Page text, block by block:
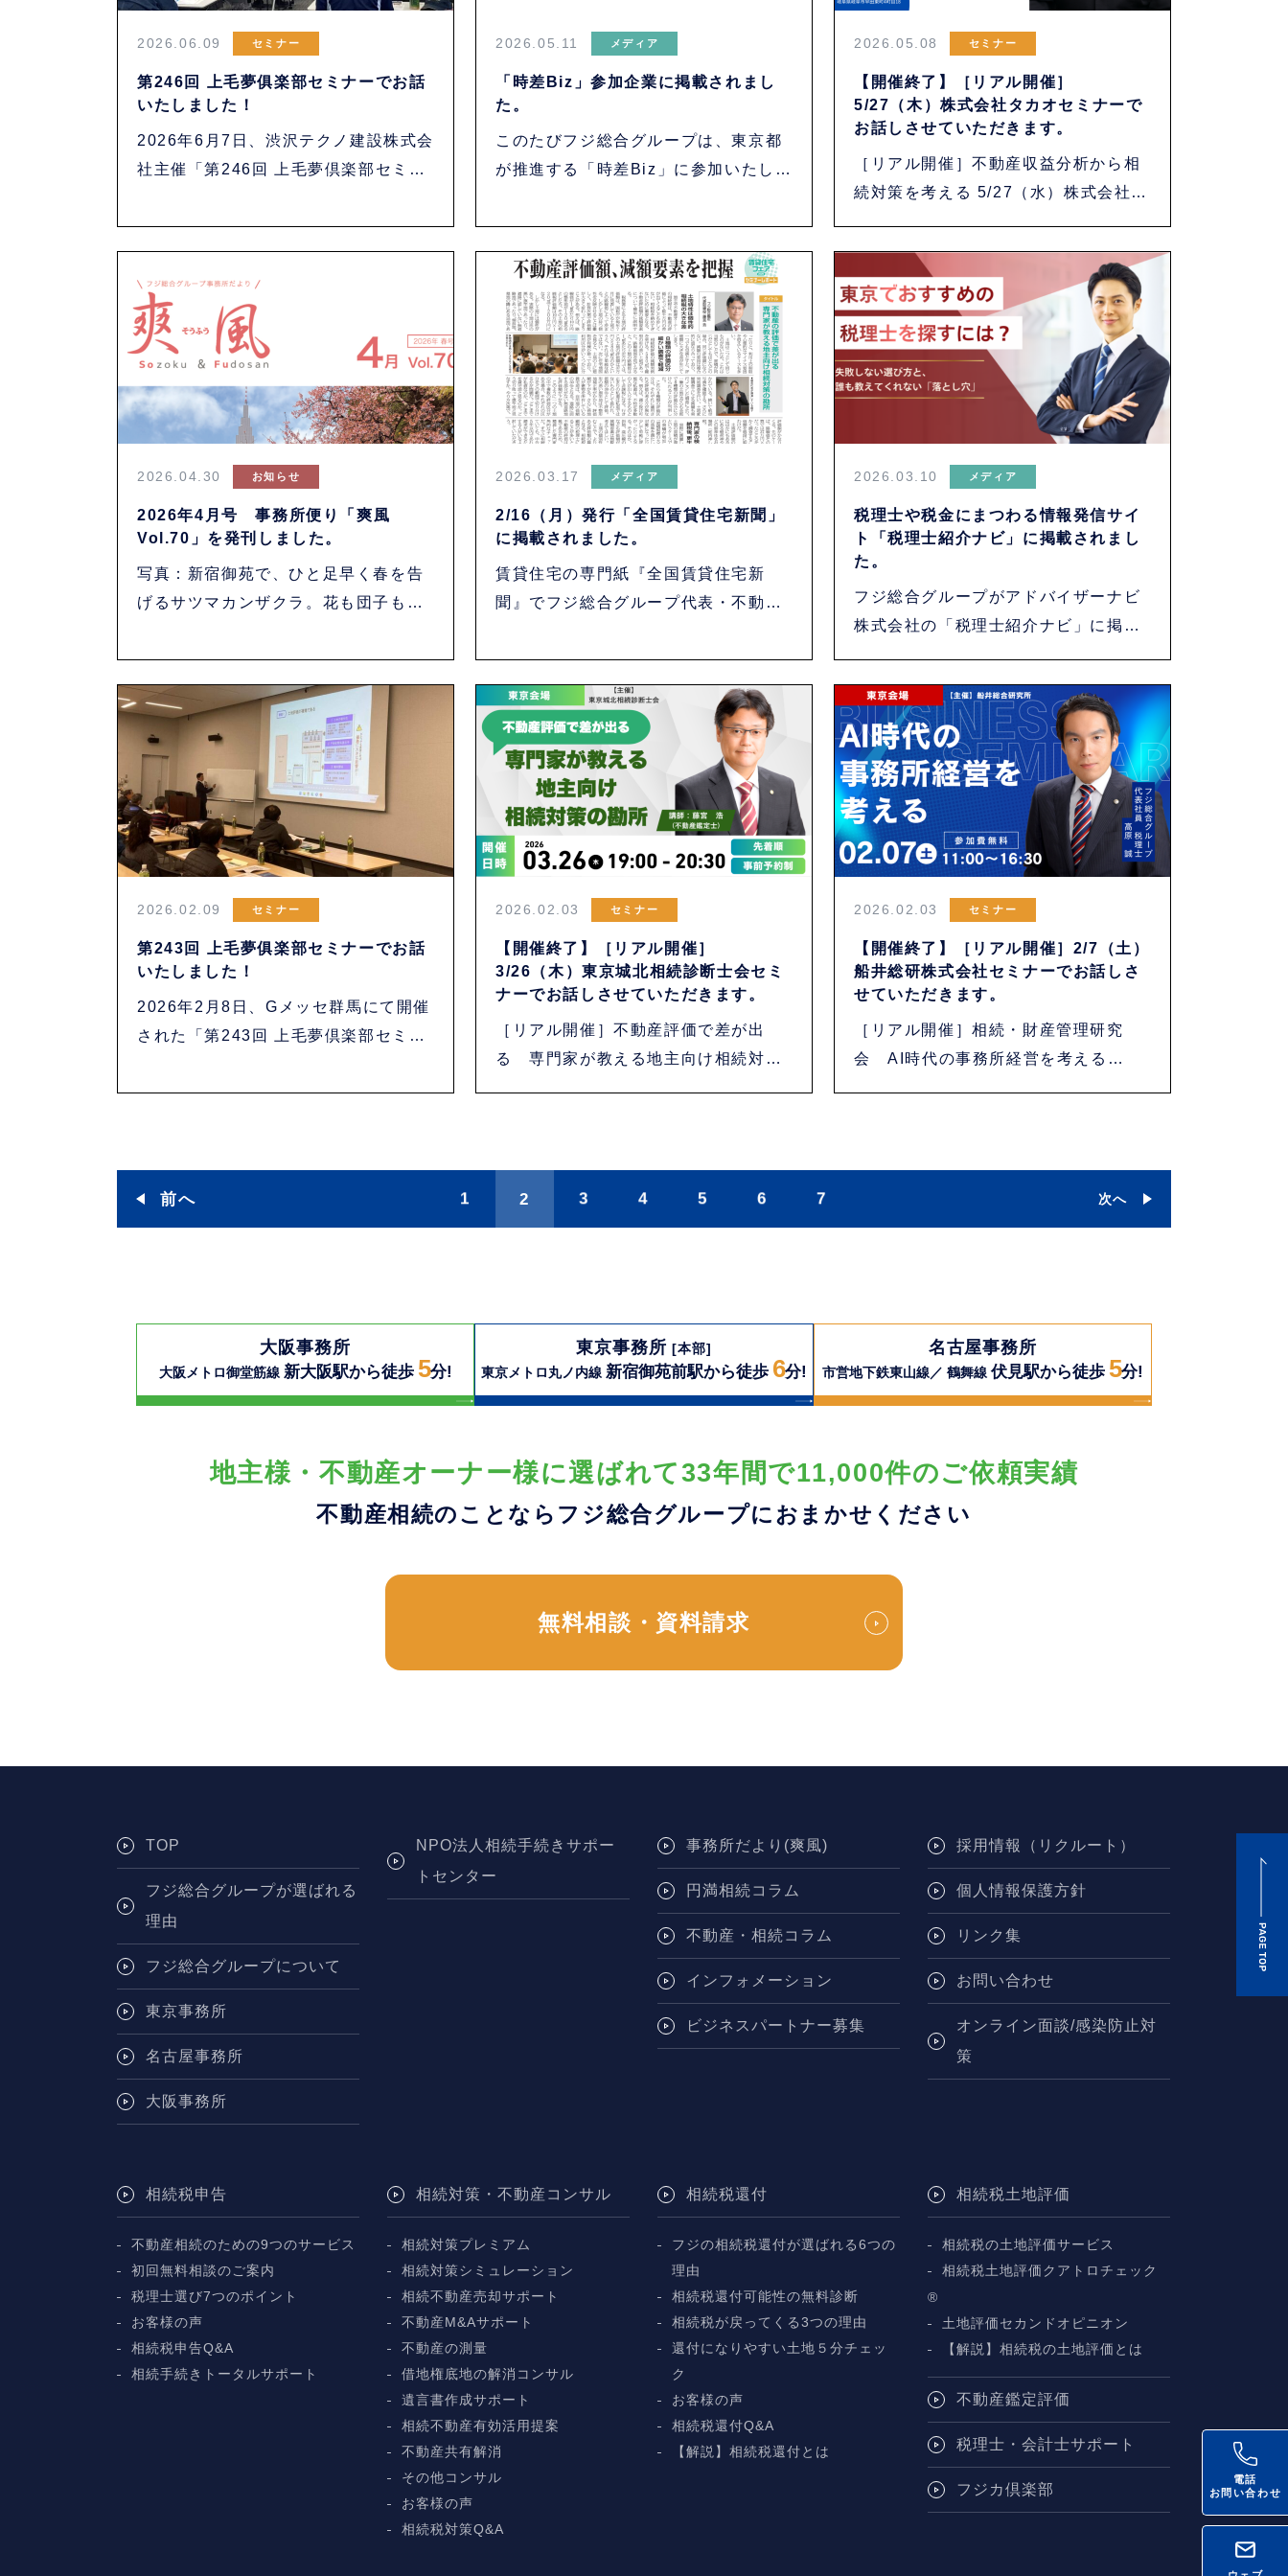
2026.06.09 セミナー
第246回 上毛夢俱楽部セミナーでお話
いたしました！
2026年6月7日、渋沢テクノ建設株式会
社主催「第246回 上毛夢倶楽部セミナ
2026.05.11 メディア
「時差Biz」参加企業に掲載されまし
た。
このたびフジ総合グループは、東京都
が推進する「時差Biz」に参加いたしま
2026.05.08 セミナー
【開催終了】［リアル開催］
5/27（木）株式会社タカオセミナーで
お話しさせていただきます。
［リアル開催］不動産収益分析から相
続対策を考える 5/27（水）株式会社タ
2026.04.30 お知らせ
2026年4月号 事務所便り「爽風
Vol.70」を発刊しました。
写真：新宿御苑で、ひと足早く春を告
げるサツマカンザクラ。花も団子も楽
2026.03.17 メディア
2/16（月）発行「全国賃貸住宅新聞」
に掲載されました。
賃貸住宅の専門紙『全国賃貸住宅新
聞』でフジ総合グループ代表・不動産
2026.03.10 メディア
税理士や税金にまつわる情報発信サイ
ト「税理士紹介ナビ」に掲載されまし
た。
フジ総合グループがアドバイザーナビ
株式会社の「税理士紹介ナビ」に掲載
2026.02.09 セミナー
第243回 上毛夢俱楽部セミナーでお話
いたしました！
2026年2月8日、Gメッセ群馬にて開催
された「第243回 上毛夢倶楽部セミナ
2026.02.03 セミナー
【開催終了】［リアル開催］
3/26（木）東京城北相続診断士会セミ
ナーでお話しさせていただきます。
［リアル開催］不動産評価で差が出
る 専門家が教える地主向け相続対策
2026.02.03 セミナー
【開催終了】［リアル開催］2/7（土）
船井総研株式会社セミナーでお話しさ
せていただきます。
［リアル開催］相続・財産管理研究
会 AI時代の事務所経営を考える
前へ 1 2 3 4 5 6 7 次へ
大阪事務所
大阪メトロ御堂筋線 新大阪駅から徒歩 5分!
東京事務所[本部]
東京メトロ丸ノ内線 新宿御苑前駅から徒歩 6分!
名古屋事務所
市営地下鉄東山線／ 鶴舞線 伏見駅から徒歩 5分!
地主様・不動産オーナー様に選ばれて33年間で11,000件のご依頼実績
不動産相続のことならフジ総合グループに おまかせください
無料相談・資料請求
電話
お問い合わせ
TOP
フジ総合グループが選ばれる
理由
フジ総合グループについて
東京事務所
名古屋事務所
大阪事務所
NPO法人相続手続きサポー
トセンター
事務所だより(爽風)
円満相続コラム
不動産・相続コラム
インフォメーション
ビジネスパートナー募集
採用情報（リクルート）
個人情報保護方針
リンク集
お問い合わせ
オンライン面談/感染防止対
策
相続税申告
不動産相続のための9つのサービス
初回無料相談のご案内
税理士選び7つのポイント
お客様の声
相続税申告Q&A
相続手続きトータルサポート
相続対策・不動産コンサル
相続対策プレミアム
相続対策シミュレーション
相続不動産売却サポート
不動産M&Aサポート
不動産の測量
借地権底地の解消コンサル
遺言書作成サポート
相続不動産有効活用提案
不動産共有解消
その他コンサル
お客様の声
相続税対策Q&A
相続税還付
フジの相続税還付が選ばれる6つの
理由
相続税還付可能性の無料診断
相続税が戻ってくる3つの理由
還付になりやすい土地５分チェッ
ク
お客様の声
相続税還付Q&A
【解説】相続税還付とは
相続税土地評価
相続税の土地評価サービス
相続税土地評価クアトロチェック
®
土地評価セカンドオピニオン
【解説】相続税の土地評価とは
不動産鑑定評価
税理士・会計士サポート
フジカ倶楽部